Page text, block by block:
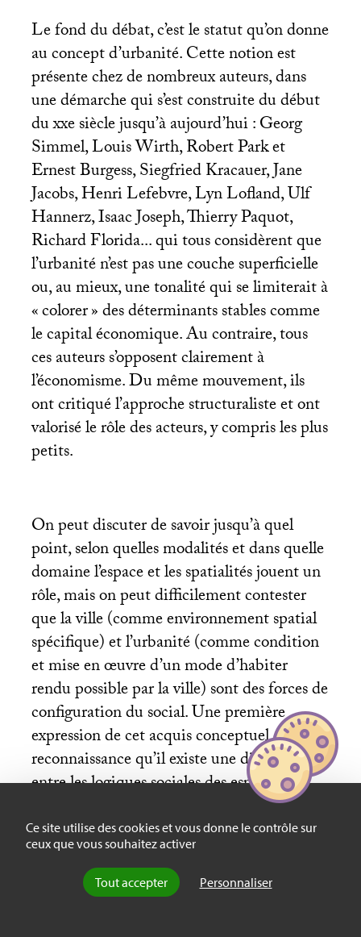
Ce site utilise des cookies et vous donne le contrôle sur
ceux que vous souhaitez activer
Tout accepter Personnaliser
Le fond du débat, c’est le statut qu’on donne
au concept d’urbanité. Cette notion est
présente chez de nombreux auteurs, dans
une démarche qui s’est construite du début
du xxe siècle jusqu’à aujourd’hui : Georg
Simmel, Louis Wirth, Robert Park et
Ernest Burgess, Siegfried Kracauer, Jane
Jacobs, Henri Lefebvre, Lyn Lofland, Ulf
Hannerz, Isaac Joseph, Thierry Paquot,
Richard Florida... qui tous considèrent que
l’urbanité n’est pas une couche superficielle
ou, au mieux, une tonalité qui se limiterait à
«colorer» des déterminants stables comme
le capital économique. Au contraire, tous
ces auteurs s’opposent clairement à
l’économisme. Du même mouvement, ils
ont critiqué l’approche structuraliste et ont
valorisé le rôle des acteurs, y compris les plus
petits.
On peut discuter de savoir jusqu’à quel
point, selon quelles modalités et dans quelle
domaine l’espace et les spatialités jouent un
rôle, mais on peut difficilement contester
que la ville (comme environnement spatial
spécifique) et l’urbanité (comme condition
et mise en œuvre d’un mode d’habiter
rendu possible par la ville) sont des forces de
configuration du social. Une première
expression de cet acquis conceptuel est la
reconnaissance qu’il existe une différence
entre les logiques sociales des espaces
urbanisés et celles des espaces non urbanisés
(ruraux ou ni ruraux ni urbains). C’est aussi
le constat que la dynamique spatiale
conduit à une situation qui dépasse
l’opposition entre rural et urbain. C’est bien